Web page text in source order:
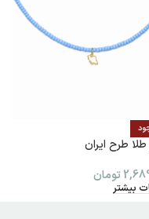
طرح ایران
تومان
بیشتر